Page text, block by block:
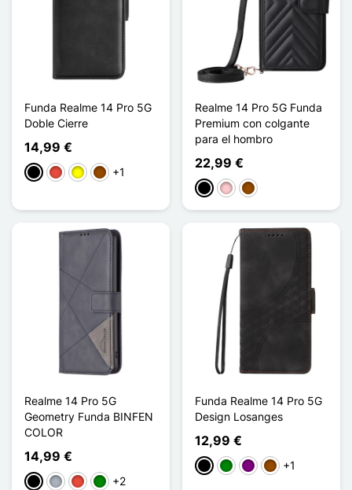
Funda Realme 14 Pro 5G
Doble Cierre
14,99 €
NegroRojoAmarilloMarrón
+1
Realme 14 Pro 5G Funda
Premium con colgante
para el hombro
22,99 €
NegroRosaMarrón
Realme 14 Pro 5G
Geometry Funda BINFEN
COLOR
14,99 €
NegroGris RojoVerde
+2
Funda Realme 14 Pro 5G
Design Losanges
12,99 €
NegroVerdePúrpuraMarrón
+1